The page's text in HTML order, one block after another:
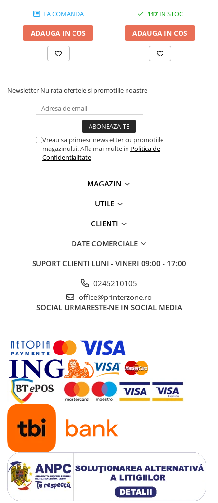
Patch panel-uri
Injectoare PoE
Accesorii retelistica
UPS & Stabilizatoare
Carcase HDD externe
Tablete
Tablete inteligente
Accesorii tablete
Telefoane
Smartphone-uri
Accesorii telefoane
Smart Home
Camere supraveghere smart
Prize inteligente
Hub-uri smart
Termostate smart
LA COMANDA
ADAUGA IN COS
117IN STOC
ADAUGA IN COS
Newsletter Nu rata ofertele si promotiile noastre
Vreau sa primesc newsletter cu promotiile
magazinului. Afla mai multe in Politica de
Confidentialitate
MAGAZIN
UTILE
CLIENTI
DATE COMERCIALE
SUPORT CLIENTI LUNI - VINERI 09:00 - 17:00
0245210105
office@printerzone.ro
SOCIAL URMARESTE-NE IN SOCIAL MEDIA